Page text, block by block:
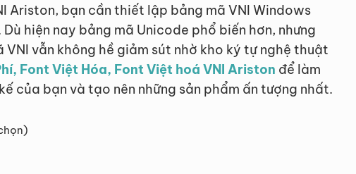
Ariston, bạn cần thiết lập bảng mã VNI Windows
hiện nay bảng mã Unicode phổ biến hơn, nhưng
vẫn không hề giảm sút nhờ kho ký tự nghệ thuật
Font Việt Hóa, Font Việt hoá VNI Ariston để làm
của bạn và tạo nên những sản phẩm ấn tượng nhất.